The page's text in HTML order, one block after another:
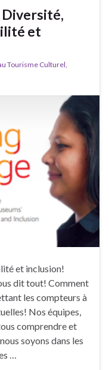
Diversité,
et
Tourisme Culturel,
et inclusion!
dit tout! Comment
les compteurs à
Nos équipes,
comprendre et
soyons dans les
…